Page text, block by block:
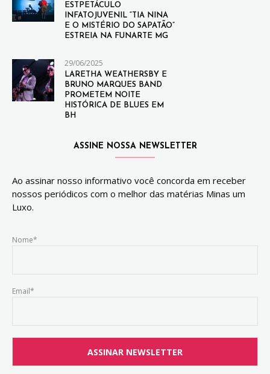
ESTPETÁCULO
INFATOJUVENIL “TIA NINA
E O MISTÉRIO DO SAPATÃO”
ESTREIA NA FUNARTE MG
29/06/2025
LARETHA WEATHERSBY E
BRUNO MARQUES BAND
PROMETEM NOITE
HISTÓRICA DE BLUES EM
BH
ASSINE NOSSA NEWSLETTER
Ao assinar nosso informativo você concorda em receber
nossos periódicos com o melhor das matérias Minas um
Luxo.
Nome*
Email*